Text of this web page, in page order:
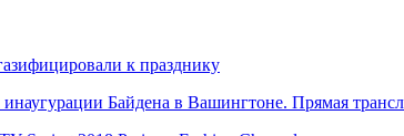
к празднику
Байдена в Вашингтоне. Прямая